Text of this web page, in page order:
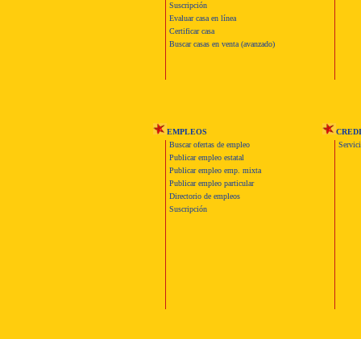
Suscripción
Evaluar casa en línea
Certificar casa
Buscar casas en venta (avanzado)
EMPLEOS
Buscar ofertas de empleo
Publicar empleo estatal
Publicar empleo emp. mixta
Publicar empleo particular
Directorio de empleos
Suscripción